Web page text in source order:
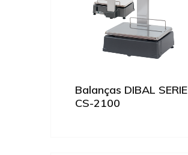
Balanças DIBAL SERIE
CS-2100